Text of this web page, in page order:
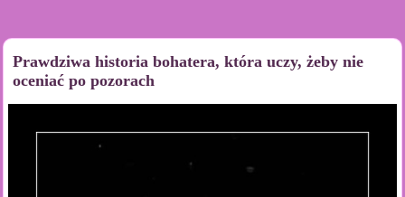
Prawdziwa historia bohatera, która uczy, żeby nie
oceniać po pozorach